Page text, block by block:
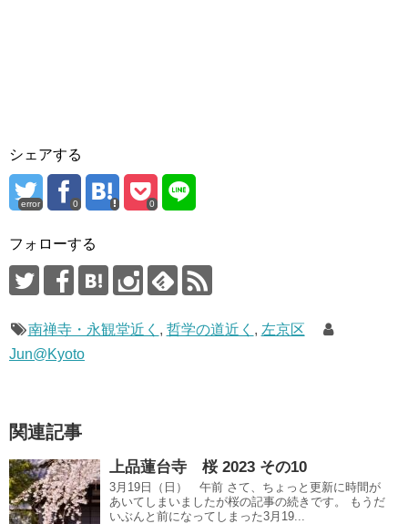
シェアする
error 0 0
フォローする
南禅寺・永観堂近く , 哲学の道近く , 左京区
Jun@Kyoto
関連記事
上品蓮台寺 桜 2023 その10
3月19日（日） 午前 さて、ちょっと更新に時間が
あいてしまいましたが桜の記事の続きです。 もうだ
いぶんと前になってしまった3月19...